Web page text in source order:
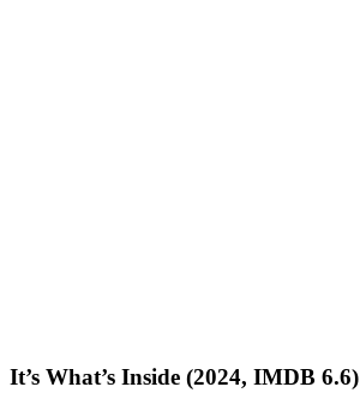
It’s What’s Inside (2024, IMDB 6.6)